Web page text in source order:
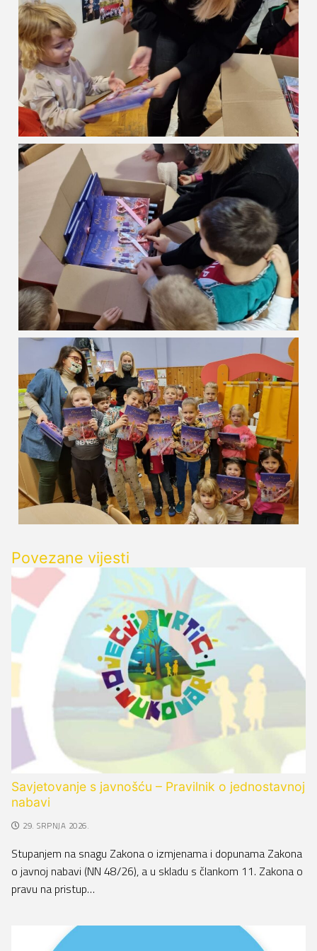
Povezane vijesti
Savjetovanje s javnošću – Pravilnik o jednostavnoj
nabavi
29. SRPNJA 2026.
Stupanjem na snagu Zakona o izmjenama i dopunama Zakona
o javnoj nabavi (NN 48/26), a u skladu s člankom 11. Zakona o
pravu na pristup…